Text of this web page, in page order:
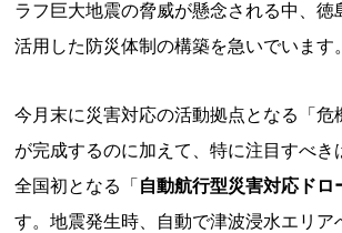
ラフ巨大地震の脅威が懸念される中、徳
活用した防災体制の構築を急いでいます。
今月末に災害対応の活動拠点となる「危
が完成するのに加えて、特に注目すべき
全国初となる「 自動航行型災害対応ドロ
す。地震発生時、自動で津波浸水エリア